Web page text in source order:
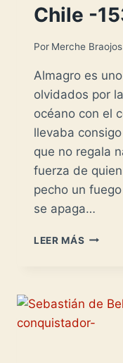
Chile -
Por Merche Braojos
Almagro es
olvidados por
océano con el
llevaba
que no regala
fuerza de
pecho un
se apaga…
LEER MÁS DIEGO
-1535-